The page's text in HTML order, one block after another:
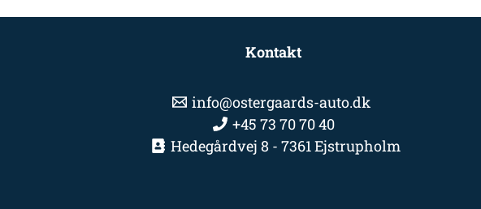
Kontakt
info@ostergaards-auto.dk
+45 73 70 70 40
Hedegårdvej 8 - 7361 Ejstrupholm